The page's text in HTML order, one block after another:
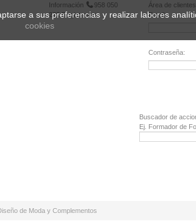
Información
958 050
222 Registrarse
Área de clientes
Email:
Contraseña:
Buscador de
Ej. Formador de
de Moda y Complementos
a sus preferencias y realizar labores
cookies